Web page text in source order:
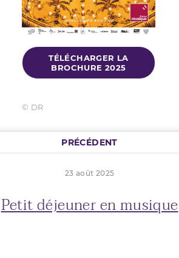
TÉLÉCHARGER LA
BROCHURE 2025
© DR
PRÉCÉDENT
23 août 2025
Petit déjeuner en musique